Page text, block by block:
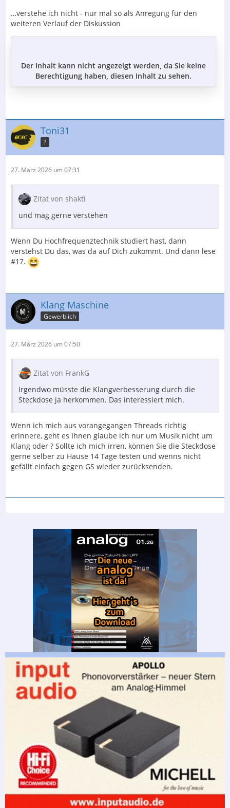
…verstehe ich nicht - nur mal so als Anregung für den
weiteren Verlauf der Diskussion
Der Inhalt kann nicht angezeigt werden, da Sie keine
Berechtigung haben, diesen Inhalt zu sehen.
Toni31
?
27. März 2026 um 07:31
Zitat von shakti
und mag gerne verstehen
Wenn Du Hochfrequenztechnik studiert hast, dann
verstehst Du das, was da auf Dich zukommt. Und dann lese
#17.
Klang Maschine
Gewerblich
27. März 2026 um 07:50
Zitat von FrankG
Irgendwo müsste die Klangverbesserung durch die
Steckdose ja herkommen. Das interessiert mich.
Wenn ich mich aus vorangegangen Threads richtig
erinnere, geht es Ihnen glaube ich nur um Musik nicht um
Klang oder ? Sollte ich mich irren, können Sie die Steckdose
gerne selber zu Hause 14 Tage testen und wenns nicht
gefällt einfach gegen GS wieder zurücksenden.